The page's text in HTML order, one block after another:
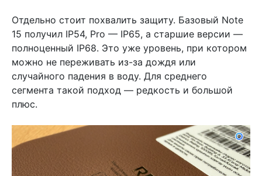
Отдельно стоит похвалить защиту. Базовый Note
15 получил IP54, Pro — IP65, а старшие версии —
полноценный IP68. Это уже уровень, при котором
можно не переживать из-за дождя или
случайного падения в воду. Для среднего
сегмента такой подход — редкость и большой
плюс.